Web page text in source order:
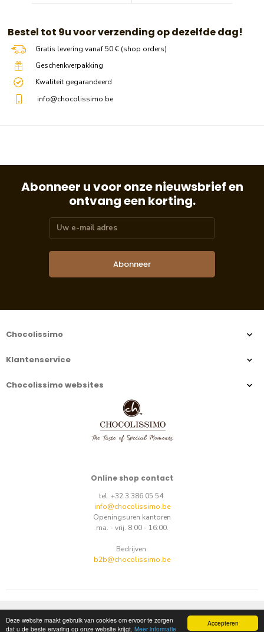
Accepteren
Deze website maakt gebruik van cookies om ervoor te zorgen
dat u de beste ervaring op onze website krijgt. Meer informatie
​​ Bestel tot 9u voor verzending op dezelfde dag!
Gratis levering vanaf 50 € (shop orders)
Geschenkverpakking
Kwaliteit gegarandeerd
info@chocolissimo.be
Abonneer u voor onze nieuwsbrief en
ontvang een korting.
Abonneer
Chocolissimo
Klantenservice
Chocolissimo websites
Online shop contact
tel. +32 3 386 05 54
info@chocolissimo.be
Openingsuren kantoren
ma. - vrij. 8:00 - 16:00.
Bedrijven:
b2b@chocolissimo.be
Copyright © 2014-2026. E-commercebybest.net